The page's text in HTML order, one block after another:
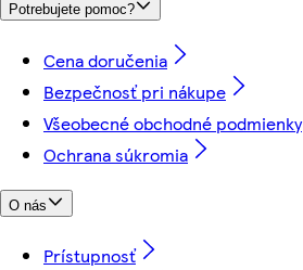
Potrebujete pomoc?
Cena doručenia
Bezpečnosť pri nákupe
Všeobecné obchodné podmienky
Ochrana súkromia
O nás
Prístupnosť